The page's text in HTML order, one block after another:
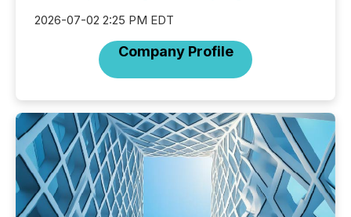
2026-07-02 2:25 PM EDT
Company Profile